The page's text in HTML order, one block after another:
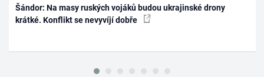
Šándor: Na masy ruských vojáků budou ukrajinské drony
krátké. Konflikt se nevyvíjí dobře